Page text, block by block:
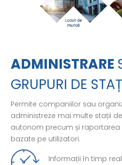
ADMINISTRARE
GRUPURI DE
Permite companiilor sau
administreze mai multe stații
autonom precum și
bazate pe utilizatori.
Informații în timp